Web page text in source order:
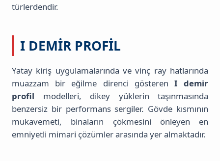
türlerdendir.
I DEMIR PROFIL
Yatay kiriş uygulamalarında ve vinç ray hatlarında
muazzam bir eğilme direnci gösteren I demir
profil modelleri, dikey yüklerin taşınmasında
benzersiz bir performans sergiler. Gövde kısmının
mukavemeti, binaların çökmesini önleyen en
emniyetli mimari çözümler arasında yer almaktadır.